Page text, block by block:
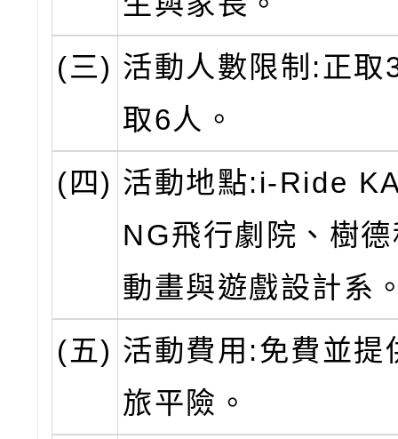
(三) 活動人數限制:正取
取6人。
(四) 活動地點:i-Ride
NG飛行劇院、樹
動畫與遊戲設計系
(五) 活動費用:免費並提
旅平險。